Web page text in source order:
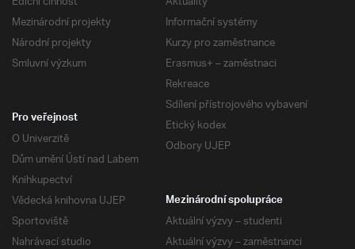
Mezinárodní projekty
Národní projekty
Smluvní výzkum
Informační systémy
Kurzy pro zaměstnance
Erasmus+ – zaměstnaci
Rekreace
Sdílení přístrojového vybavení
Etický kodex
Odbory UJEP
Pro veřejnost
O Univerzitě
Dům umění Ústí nad Labem
Knihkupectví
Vědecká knihovna UJEP
Sportoviště
Nahrávací studio
Mezinárodní spolupráce
Aktuální výzvy – studenti
Aktuální výzvy – zaměstnanci